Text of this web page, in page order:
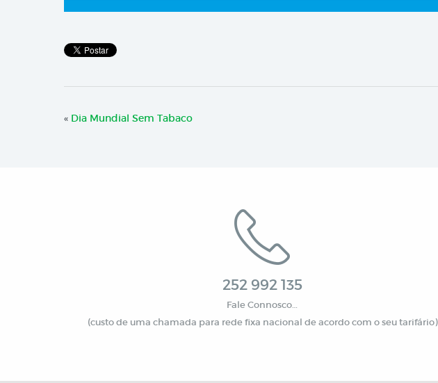
« Dia Mundial Sem Tabaco
252 992 135
Fale Connosco…
(custo de uma chamada para rede fixa nacional de acordo com o seu tarifário)